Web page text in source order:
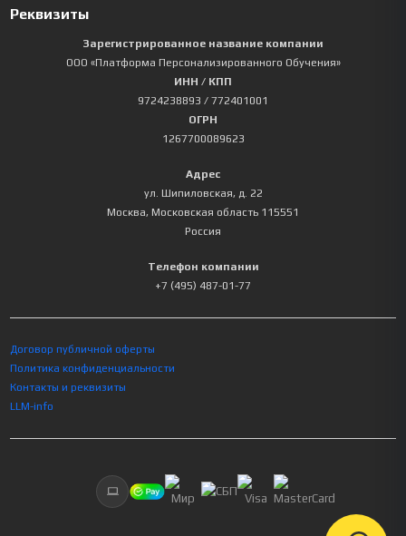
Реквизиты
Зарегистрированное название компании
ООО «Платформа Персонализированного Обучения»
ИНН / КПП
9724238893 / 772401001
ОГРН
1267700089623
Адрес
ул. Шипиловская, д. 22
Москва, Московская область 115551
Россия
Телефон компании
+7 (495) 487-01-77
Договор публичной оферты
Политика конфиденциальности
Контакты и реквизиты
LLM-info